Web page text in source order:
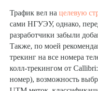
Трафик вел на целевую
сами НГУЭУ, однако,
разработчики забыли
Также, по моей
трекинг на все номера
колл-трекингом от
номер), возможность